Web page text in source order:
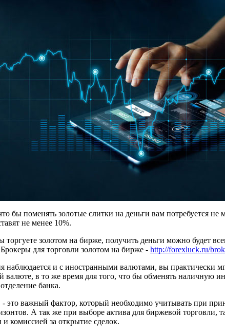
бы поменять золотые слитки на деньги вам потребуется
не менее 10%.
золотом на бирже, получить деньги можно будет
Брокеры для торговли золотом на бирже - http://forexluck.ru/
наблюдается и с иностранными валютами, вы практически
валюте, в то же время для того, что бы обменять наличную
банка.
это важный фактор, который необходимо учитывать при
А так же при выборе актива для биржевой торговли,
комиссией за открытие сделок.